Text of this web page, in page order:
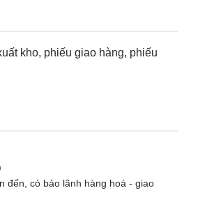
kho, phiếu giao hàng, phiếu
đến, có bảo lãnh hàng hoá - giao